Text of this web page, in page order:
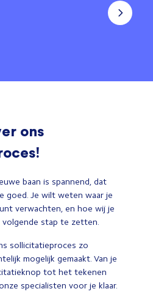
ons
baan is spannend, dat
goed. Je wilt weten waar je
verwachten, en hoe wij je
volgende stap te zetten.
sollicitatieproces zo
mogelijk gemaakt. Van je
tot het tekenen
specialisten voor je klaar.